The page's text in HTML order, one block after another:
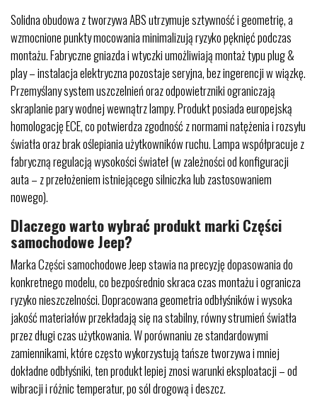
Solidna obudowa z tworzywa ABS utrzymuje sztywność i geometrię, a
wzmocnione punkty mocowania minimalizują ryzyko pęknięć podczas
montażu. Fabryczne gniazda i wtyczki umożliwiają montaż typu plug &
play – instalacja elektryczna pozostaje seryjna, bez ingerencji w wiązkę.
Przemyślany system uszczelnień oraz odpowietrzniki ograniczają
skraplanie pary wodnej wewnątrz lampy. Produkt posiada europejską
homologację ECE, co potwierdza zgodność z normami natężenia i rozsyłu
światła oraz brak oślepiania użytkowników ruchu. Lampa współpracuje z
fabryczną regulacją wysokości świateł (w zależności od konfiguracji
auta – z przełożeniem istniejącego silniczka lub zastosowaniem
nowego).
Dlaczego warto wybrać produkt marki Części
samochodowe Jeep?
Marka Części samochodowe Jeep stawia na precyzję dopasowania do
konkretnego modelu, co bezpośrednio skraca czas montażu i ogranicza
ryzyko nieszczelności. Dopracowana geometria odbłyśników i wysoka
jakość materiałów przekładają się na stabilny, równy strumień światła
przez długi czas użytkowania. W porównaniu ze standardowymi
zamiennikami, które często wykorzystują tańsze tworzywa i mniej
dokładne odbłyśniki, ten produkt lepiej znosi warunki eksploatacji – od
wibracji i różnic temperatur, po sól drogową i deszcz.